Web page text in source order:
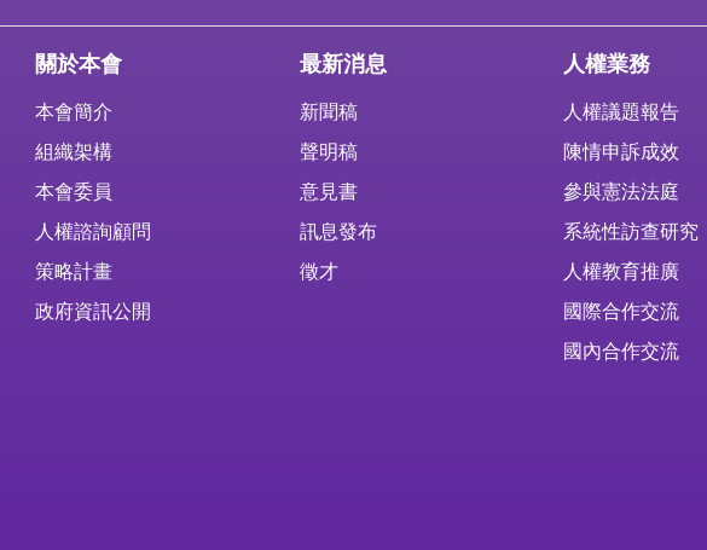
關於本會
本會簡介
組織架構
本會委員
人權諮詢顧問
策略計畫
政府資訊公開
最新消息
新聞稿
聲明稿
意見書
訊息發布
徵才
人權業務
人權議題報告
陳情申訴成效
參與憲法法庭
系統性訪查研究
人權教育推廣
國際合作交流
國內合作交流